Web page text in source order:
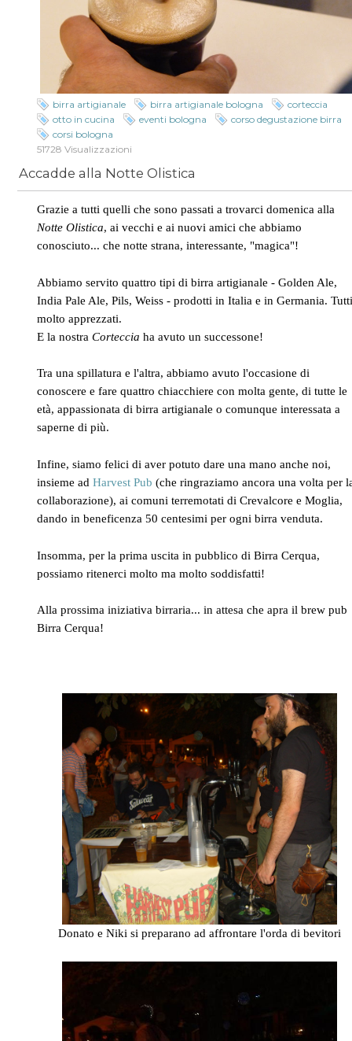
birra artigianale birra artigianale bologna
corteccia
otto in cucina
eventi bologna
corso degustazione birra
corsi bologna
51728 Visualizzazioni
Accadde alla Notte Olistica
Grazie a tutti quelli che sono passati a trovarci domenica alla
Notte Olistica, ai vecchi e ai nuovi amici che abbiamo
conosciuto... che notte strana, interessante, "magica"!
Abbiamo servito quattro tipi di birra artigianale - Golden Ale,
India Pale Ale, Pils, Weiss - prodotti in Italia e in Germania.
molto apprezzati.
E la nostraCorteccia ha avuto un successone!
Tra una spillatura e l'altra, abbiamo avuto l'occasione di
conoscere e fare quattro chiacchiere con molta gente, di tutte le
età, appassionata di birra artigianale o comunque interessata a
saperne di più.
Infine, siamo felici di aver potuto dare una mano anche noi,
insieme ad Harvest Pub (che ringraziamo ancora una volta per
collaborazione), ai comuni terremotati di Crevalcore e Moglia,
dando in beneficenza 50 centesimi per ogni birra venduta.
Insomma, per la prima uscita in pubblico di Birra Cerqua,
possiamo ritenerci molto ma molto soddisfatti!
Alla prossima iniziativa birraria... in attesa che apra il brew pub
Birra Cerqua!
Donato e Niki si preparano ad affrontare l'orda di bevitori